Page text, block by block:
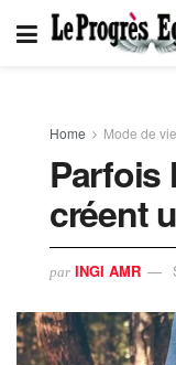
Home Mode de vie
Parfois
créent
par INGI AMR